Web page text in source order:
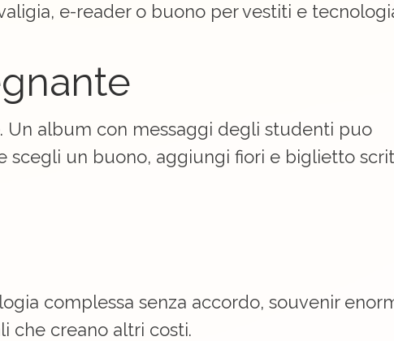
e-reader o buono per vestiti e
Un album con messaggi degli studenti puo
scegli un buono, aggiungi fiori e biglietto
complessa senza accordo, souvenir
che creano altri costi.